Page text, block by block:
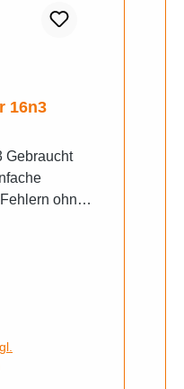
16n3
Gebraucht
ohne